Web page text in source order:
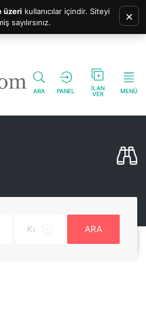
ARA PANEL
İLAN
VER
MENÜ
ARA
üzeri kullanıcılar içindir. Siteyi
sayılırsınız.
×